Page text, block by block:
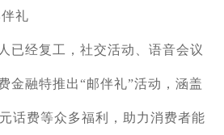
礼
已经复工，社交活动、语音会议
金融特推出“邮伴礼”活动，涵盖
话费等众多福利，助力消费者能